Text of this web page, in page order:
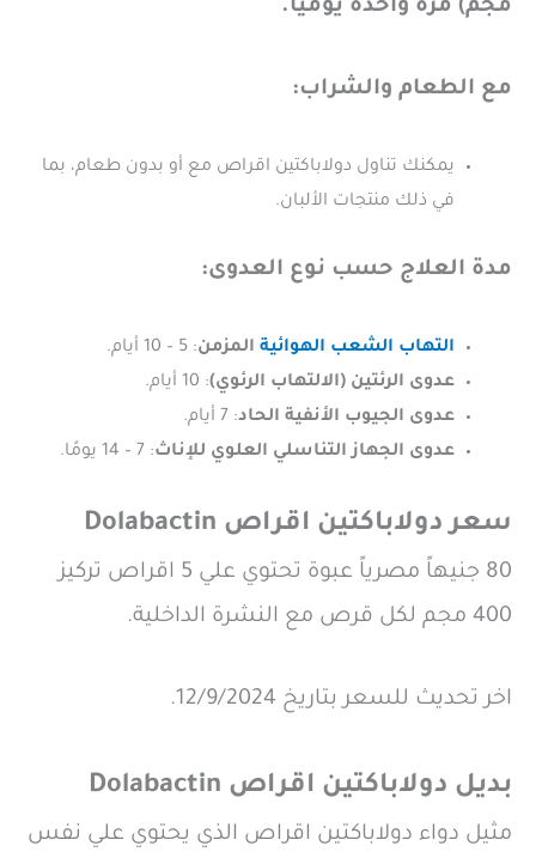
مجم) مرة واحدة يوميًا.
مع الطعام والشراب:
يمكنك تناول دولاباكتين اقراص مع أو بدون طعام، بما
في ذلك منتجات الألبان.
مدة العلاج حسب نوع العدوى:
التهاب الشعب الهوائية المزمن: 5 – 10 أيام.
عدوى الرئتين (الالتهاب الرئوي): 10 أيام.
عدوى الجيوب الأنفية الحاد: 7 أيام.
عدوى الجهاز التناسلي العلوي للإناث: 7 – 14 يومًا.
سعر دولاباكتين اقراص Dolabactin
80 جنيهاً مصرياً عبوة تحتوي علي 5 اقراص تركيز
400 مجم لكل قرص مع النشرة الداخلية.
اخر تحديث للسعر بتاريخ 12/9/2024.
بديل دولاباكتين اقراص Dolabactin
مثيل دواء دولاباكتين اقراص الذي يحتوي علي نفس